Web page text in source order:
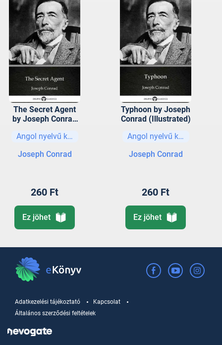
The Secret Agent
by Joseph Conrad
Angol nyelvű könyvek
Joseph Conrad
260 Ft
Ez jöhet
Typhoon by Joseph
Conrad (Illustrated)
Angol nyelvű könyvek
Joseph Conrad
260 Ft
Ez jöhet
Adatkezelési tájékoztató
Kapcsolat
Általános szerződési feltételek